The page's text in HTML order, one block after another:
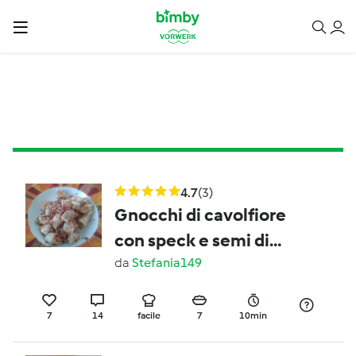
4.7(3)
Gnocchi di cavolfiore
con speck e semi di
papavero
da Stefania149
7 14 facile 7 10min